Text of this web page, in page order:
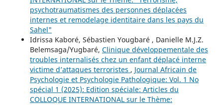
psychotraumatismes des personnes déplacées
internes et remodelage identitaire dans les pays du
Sahel"
Idrissa Kaboré, Sébastien Yougbaré , Danielle M.J.Z.
Belemsaga/Yugbaré, Clinique développementale des
troubles internalisés chez un enfant déplacé interne
victime d’attaques terroristes , Journal Africain de
Psychologie et Psychologie Pathologique: Vol. 1 No
spécial 1 (2025): Edition spéciale: Articles du
COLLOQUE INTERNATIONAL sur le Thème: